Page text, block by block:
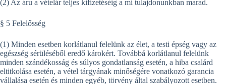
(2) Az áru a vételár teljes kifizetéséig a mi tulajdonunkban marad.
§ 5 Felelősség
(1) Minden esetben korlátlanul felelünk az élet, a testi épség vagy az
egészség sérüléséből eredő károkért. Továbbá korlátlanul felelünk
minden szándékosság és súlyos gondatlanság esetén, a hiba csalárd
eltitkolása esetén, a vétel tárgyának minőségére vonatkozó garancia
vállalása esetén és minden egyéb, törvény által szabályozott esetben.